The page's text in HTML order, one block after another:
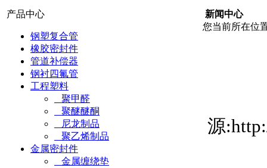
产品中心
钢塑复合管
橡胶密封件
管道补偿器
钢衬四氟管
工程塑料
聚甲醛
聚醚醚酮
尼龙制品
聚乙烯制品
金属密封件
金属缠绕垫
新闻中心
您当前所在位
源